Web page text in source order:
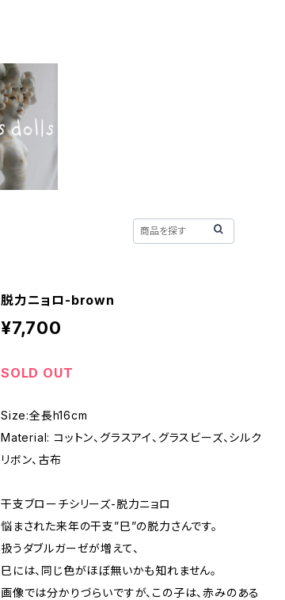
脱力ニョロ-brown
¥7,700
SOLD OUT
Size:全長h16cm
Material: コットン、グラスアイ、グラスビーズ、シルク
リボン、古布
干支ブローチシリーズ-脱力ニョロ
悩まされた来年の干支”巳”の脱力さんです。
扱うダブルガーゼが増えて、
巳には、同じ色がほぼ無いかも知れません。
画像では分かりづらいですが、この子は、赤みのある